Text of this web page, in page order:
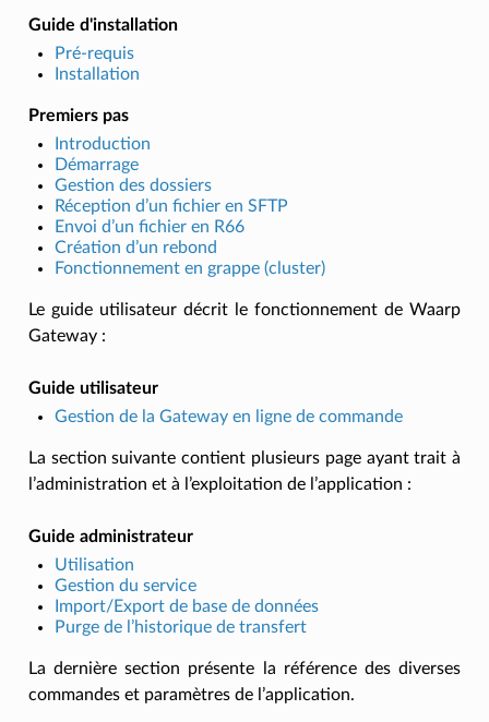
Guide d'installation
Pré-requis
Installation
Premiers pas
Introduction
Démarrage
Gestion des dossiers
Réception d’un fichier en SFTP
Envoi d’un fichier en R66
Création d’un rebond
Fonctionnement en grappe (cluster)
Le guide utilisateur décrit le fonctionnement de Waarp
Gateway :
Guide utilisateur
Gestion de la Gateway en ligne de commande
La section suivante contient plusieurs page ayant trait à
l’administration et à l’exploitation de l’application :
Guide administrateur
Utilisation
Gestion du service
Import/Export de base de données
Purge de l’historique de transfert
La dernière section présente la référence des diverses
commandes et paramètres de l’application.